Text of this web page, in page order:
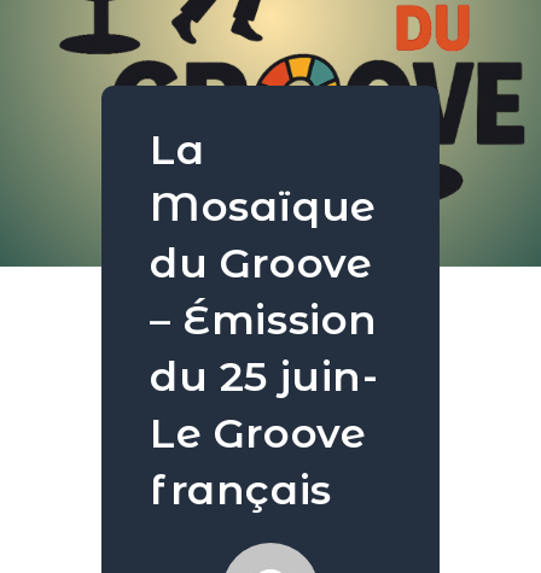
La
Mosaïque
du Groove
– Émission
du 25 juin-
Le Groove
français